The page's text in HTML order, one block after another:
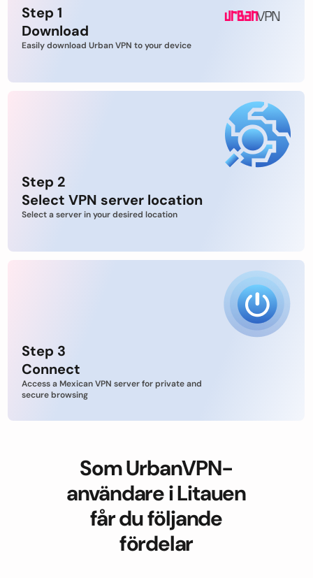
Step 1
Download
Easily download Urban VPN to your device
Step 2
Select VPN server location
Select a server in your desired location
Step 3
Connect
Access a Mexican VPN server for private and
secure browsing
Som UrbanVPN-
användare i Litauen
får du följande
fördelar